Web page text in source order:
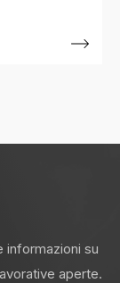
informazioni su
aperte.